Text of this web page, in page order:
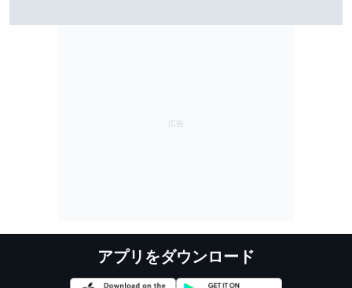
アプリをダウンロード